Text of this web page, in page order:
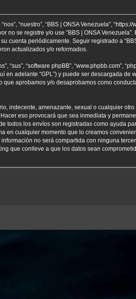
“nuestro”, “BBS | ONSA Venezuela”,
no se registre y/o use “BBS | ONSA
cuenta periódicamente. Seguir registrado a
actualizados y/o reformados.
“software phpBB”, “www.phpbb.com”,
en adelante “GPL”) y puede ser descargada de
aprobamos y/o desaprobamos como
indecente, amenazante, sexual o cualquier
eso provocará que sea inmediata y
todos los envíos son registradas como ayuda
en cualquier momento que lo creamos
no será compartida con ninguna
que conlleve a que los datos sean